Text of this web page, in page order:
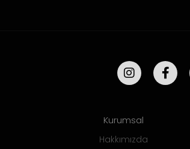
Kurumsal
Hakkımızda